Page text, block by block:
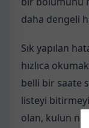
daha dengeli
Sık yapılan
hızlıca
belli bir saate
listeyi
olan, kulun ne